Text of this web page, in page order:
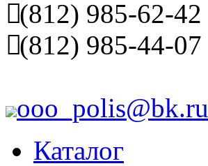
(812) 985-62-42
(812) 985-44-07
ooo_polis@bk.ru
Каталог